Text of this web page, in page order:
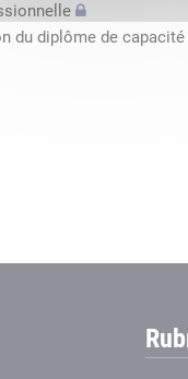
du diplôme de